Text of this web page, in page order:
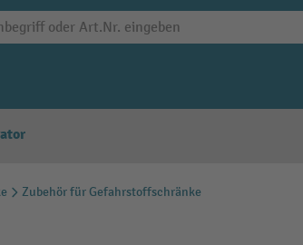
Zubehör für Gefahrstoffschränke